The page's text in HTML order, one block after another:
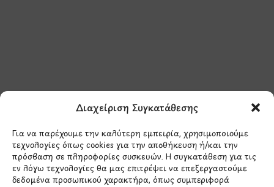
Διαχείριση Συγκατάθεσης
Για να παρέχουμε την καλύτερη εμπειρία, χρησιμοποιούμε
τεχνολογίες όπως cookies για την αποθήκευση ή/και την
πρόσβαση σε πληροφορίες συσκευών. Η συγκατάθεση για τις
εν λόγω τεχνολογίες θα μας επιτρέψει να επεξεργαστούμε
δεδομένα προσωπικού χαρακτήρα, όπως συμπεριφορά
Έχω διαβάσει και συμφωνώ με την